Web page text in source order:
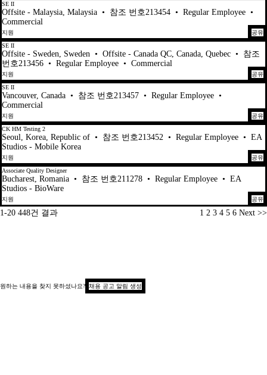
SE II
Offsite - Malaysia, Malaysia • 참조 번호213454 • Regular Employee •
Commercial
지원
공유
SE II
Offsite - Sweden, Sweden • Offsite - Canada QC, Canada, Quebec •
참조
번호213456 • Regular Employee • Commercial
지원
공유
SE II
Vancouver, Canada • 참조 번호213457 • Regular Employee •
Commercial
지원
공유
CK HM Testing 2
Seoul, Korea, Republic of • 참조 번호213452 • Regular Employee • EA
Studios - Mobile Korea
지원
공유
Associate Quality Designer
Bucharest, Romania • 참조 번호211278 • Regular Employee • EA
Studios - BioWare
지원 공유
1-20 448건 결과 페이지
1 2 3 4 5 6 Next >>
원하는 내용을 찾지 못하셨나요? 채용 공고 알림 생성